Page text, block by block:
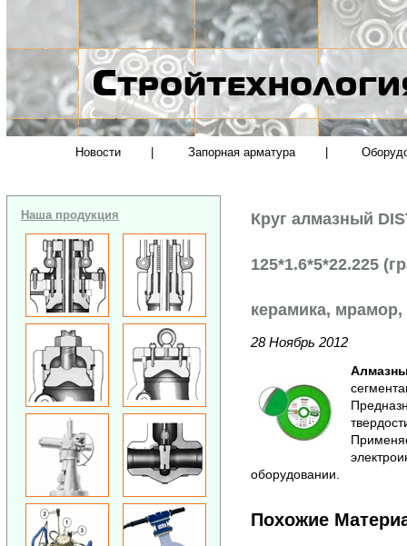
Новости Запорная арматура
Наша продукция Круг алмазный
125*1.6*5*22.225
керамика, мрамор,
28 Ноябрь 2012
оборудовании.
Похожие